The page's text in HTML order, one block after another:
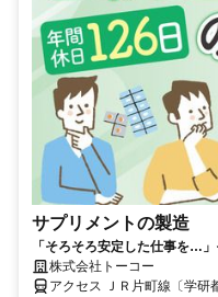
サプリメントの製造
「そろそろ安定した仕事を…
勤専属×時給1400円。完全週
株式会社トーコー
アクセス ＪＲ片町線〔学研